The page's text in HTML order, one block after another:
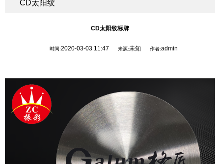
CD太阳纹
CD太阳纹标牌
时间:2020-03-03 11:47 来源:未知 作者:admin